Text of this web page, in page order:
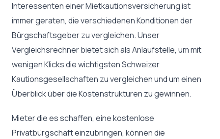
Interessenten einer Mietkautionsversicherung ist
immer geraten, die verschiedenen Konditionen der
Bürgschaftsgeber zu vergleichen. Unser
Vergleichsrechner bietet sich als Anlaufstelle, um mit
wenigen Klicks die wichtigsten Schweizer
Kautionsgesellschaften zu vergleichen und um einen
Überblick über die Kostenstrukturen zu gewinnen.
Mieter die es schaffen, eine kostenlose
Privatbürgschaft einzubringen, können die